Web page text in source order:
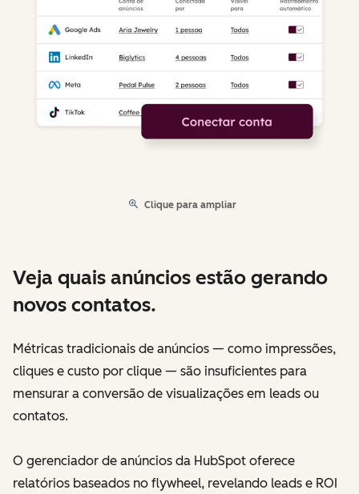
Clique para ampliar
Veja quais anúncios estão gerando
novos contatos.
Métricas tradicionais de anúncios — como impressões,
cliques e custo por clique — são insuficientes para
mensurar a conversão de visualizações em leads ou
contatos.
O gerenciador de anúncios da HubSpot oferece
relatórios baseados no flywheel, revelando leads e ROI